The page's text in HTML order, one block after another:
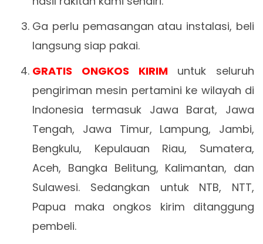
Ga perlu pemasangan atau instalasi, beli
langsung siap pakai.
GRATIS ONGKOS KIRIMuntuk seluruh
pengiriman mesin pertamini ke wilayah di
Indonesia termasuk Jawa Barat, Jawa
Tengah, Jawa Timur, Lampung, Jambi,
Bengkulu, Kepulauan Riau, Sumatera,
Aceh, Bangka Belitung, Kalimantan, dan
Sulawesi. Sedangkan untuk NTB, NTT,
Papua maka ongkos kirim ditanggung
pembeli.